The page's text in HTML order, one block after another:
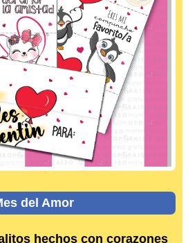
del Amor
hechos con corazones